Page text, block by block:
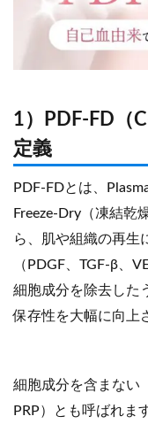
1）PDF-FD（
定義
PDF-FDとは、
Freeze-Dry（凍結乾
ら、肌や組織の再生
（PDGF、TGF-β、
細胞成分を除去した
保存性を大幅に向上
細胞成分を含まない
PRP）とも呼ばれま